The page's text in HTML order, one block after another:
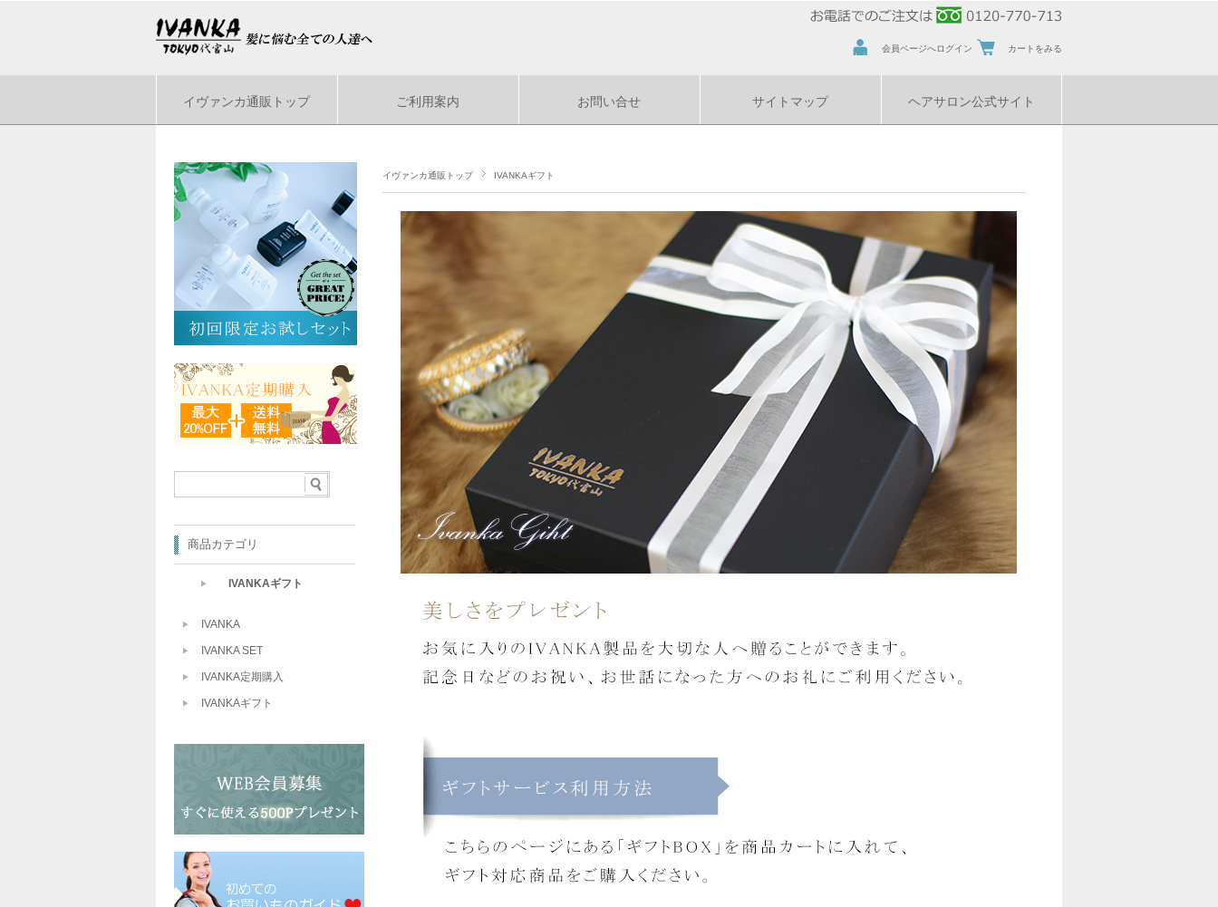
会員ページへログイン カートをみる
イヴァンカ通販トップ ご利用案内 お問い合せ サイトマップ ヘアサロン公式サイト
イヴァンカ通販トップ IVANKAギフト
商品カテゴリ
IVANKAギフト
IVANKA
IVANKA SET
IVANKA定期購入
IVANKAギフト